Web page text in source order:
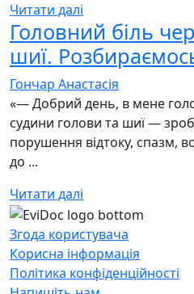
Читати далі
Головний біль
шиї.
Гончар Анастасія
«— Добрий день, в мене
судини голови та шиї —
порушення відтоку, спазм,
до ...
Читати далі
Згода користувача
Корисна інформація
Політика конфіденційності